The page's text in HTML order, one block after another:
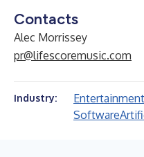
Contacts
Alec Morrissey
pr@lifescoremusic.com
Industry: Entertainment
Software